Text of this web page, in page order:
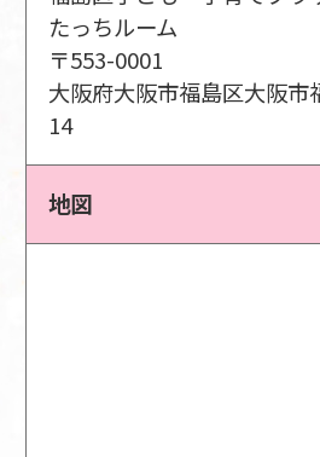
たっちルーム
〒553-0001
大阪府大阪市福島区大阪市
14
地図